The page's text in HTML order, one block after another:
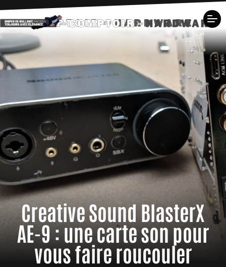
Creative Sound BlasterX
AE-9 : une carte son pour
vous faire roucouler